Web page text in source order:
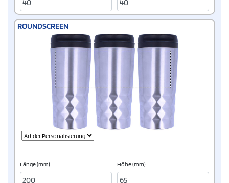
ROUNDSCREEN
Länge (mm) Höhe (mm)